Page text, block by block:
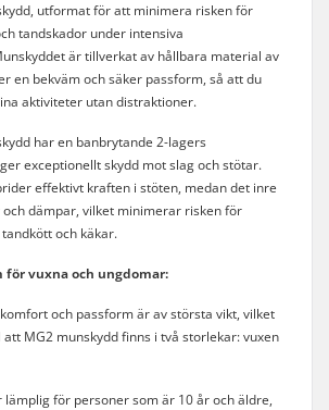
utformat för att minimera risken för
tandskador under intensiva
är tillverkat av hållbara material av
en bekväm och säker passform, så att du
aktiviteter utan distraktioner.
har en banbrytande 2-lagers
exceptionellt skydd mot slag och stötar.
effektivt kraften i stöten, medan det inre
dämpar, vilket minimerar risken för
och käkar.
för vuxna och ungdomar:
och passform är av största vikt, vilket
MG2 munskydd finns i två storlekar: vuxen
lämplig för personer som är 10 år och äldre,